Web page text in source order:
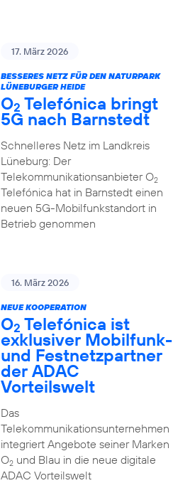
17. März 2026
BESSERES NETZ FÜR DEN NATURPARK
LÜNEBURGER HEIDE
O2 Telefónica bringt
5G nach Barnstedt
Schnelleres Netz im Landkreis
Lüneburg: Der
Telekommunikationsanbieter O2
Telefónica hat in Barnstedt einen
neuen 5G-Mobilfunkstandort in
Betrieb genommen
16. März 2026
NEUE KOOPERATION
O2 Telefónica ist
exklusiver Mobilfunk-
und Festnetzpartner
der ADAC
Vorteilswelt
Das
Telekommunikationsunternehmen
integriert Angebote seiner Marken
O2und Blau in die neue digitale
ADAC Vorteilswelt